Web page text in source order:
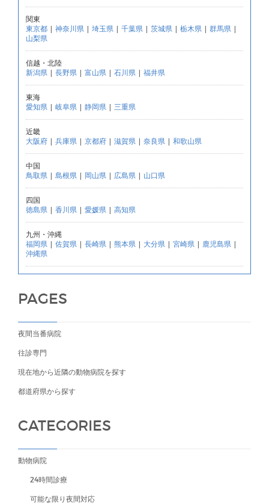
関東
東京都 | 神奈川県 | 埼玉県 | 千葉県 | 茨城県 | 栃木県 | 群馬県 |
山梨県
信越・北陸
新潟県 | 長野県 | 富山県 | 石川県 | 福井県
東海
愛知県 | 岐阜県 | 静岡県 | 三重県
近畿
大阪府 | 兵庫県 | 京都府 | 滋賀県 | 奈良県 | 和歌山県
中国
鳥取県 | 島根県 | 岡山県 | 広島県 | 山口県
四国
徳島県 | 香川県 | 愛媛県 | 高知県
九州・沖縄
福岡県 | 佐賀県 | 長崎県 | 熊本県 | 大分県 | 宮崎県 | 鹿児島県 |
沖縄県
PAGES
夜間当番病院
往診専門
現在地から近隣の動物病院を探す
都道府県から探す
CATEGORIES
動物病院
24時間診療
可能な限り夜間対応